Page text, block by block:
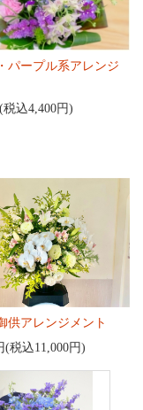
パープル系アレンジ
税込4,400円)
供アレンジメント
(税込11,000円)